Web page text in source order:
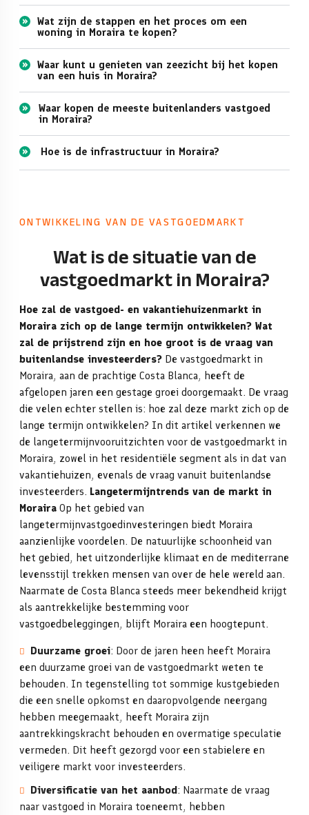
Wat zijn de stappen en het proces om een
woning in Moraira te kopen?
Waar kunt u genieten van zeezicht bij het kopen
van een huis in Moraira?
Waar kopen de meeste buitenlanders vastgoed
in Moraira?
Hoe is de infrastructuur in Moraira?
ONTWIKKELING VAN DE VASTGOEDMARKT
Wat is de situatie van de
vastgoedmarkt in Moraira?
Hoe zal de vastgoed- en vakantiehuizenmarkt in
Moraira zich op de lange termijn ontwikkelen? Wat
zal de prijstrend zijn en hoe groot is de vraag van
buitenlandse investeerders? De vastgoedmarkt in
Moraira, aan de prachtige Costa Blanca, heeft de
afgelopen jaren een gestage groei doorgemaakt. De vraag
die velen echter stellen is: hoe zal deze markt zich op de
lange termijn ontwikkelen? In dit artikel verkennen we
de langetermijnvooruitzichten voor de vastgoedmarkt in
Moraira, zowel in het residentiële segment als in dat van
vakantiehuizen, evenals de vraag vanuit buitenlandse
investeerders. Langetermijntrends van de markt in
Moraira Op het gebied van
langetermijnvastgoedinvesteringen biedt Moraira
aanzienlijke voordelen. De natuurlijke schoonheid van
het gebied, het uitzonderlijke klimaat en de mediterrane
levensstijl trekken mensen van over de hele wereld aan.
Naarmate de Costa Blanca steeds meer bekendheid krijgt
als aantrekkelijke bestemming voor
vastgoedbeleggingen, blijft Moraira een hoogtepunt.
Duurzame groei: Door de jaren heen heeft Moraira
een duurzame groei van de vastgoedmarkt weten te
behouden. In tegenstelling tot sommige kustgebieden
die een snelle opkomst en daaropvolgende neergang
hebben meegemaakt, heeft Moraira zijn
aantrekkingskracht behouden en overmatige speculatie
vermeden. Dit heeft gezorgd voor een stabielere en
veiligere markt voor investeerders.
Diversificatie van het aanbod: Naarmate de vraag
naar vastgoed in Moraira toeneemt, hebben